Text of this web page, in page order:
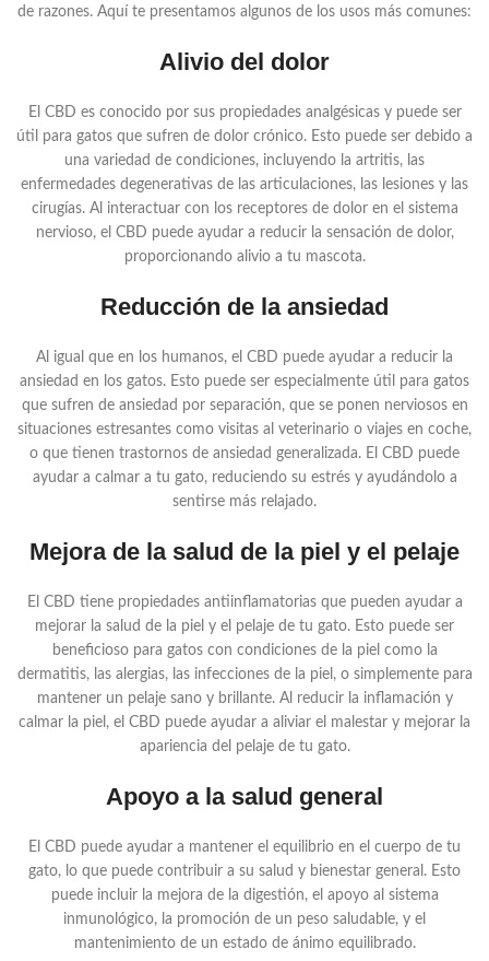
de razones. Aquí te presentamos algunos de los usos más comunes:
Alivio del dolor
El CBD es conocido por sus propiedades analgésicas y puede ser
útil para gatos que sufren de dolor crónico. Esto puede ser debido a
una variedad de condiciones, incluyendo la artritis, las
enfermedades degenerativas de las articulaciones, las lesiones y las
cirugías. Al interactuar con los receptores de dolor en el sistema
nervioso, el CBD puede ayudar a reducir la sensación de dolor,
proporcionando alivio a tu mascota.
Reducción de la ansiedad
Al igual que en los humanos, el CBD puede ayudar a reducir la
ansiedad en los gatos. Esto puede ser especialmente útil para gatos
que sufren de ansiedad por separación, que se ponen nerviosos en
situaciones estresantes como visitas al veterinario o viajes en coche,
o que tienen trastornos de ansiedad generalizada. El CBD puede
ayudar a calmar a tu gato, reduciendo su estrés y ayudándolo a
sentirse más relajado.
Mejora de la salud de la piel y el pelaje
El CBD tiene propiedades antiinflamatorias que pueden ayudar a
mejorar la salud de la piel y el pelaje de tu gato. Esto puede ser
beneficioso para gatos con condiciones de la piel como la
dermatitis, las alergias, las infecciones de la piel, o simplemente para
mantener un pelaje sano y brillante. Al reducir la inflamación y
calmar la piel, el CBD puede ayudar a aliviar el malestar y mejorar la
apariencia del pelaje de tu gato.
Apoyo a la salud general
El CBD puede ayudar a mantener el equilibrio en el cuerpo de tu
gato, lo que puede contribuir a su salud y bienestar general. Esto
puede incluir la mejora de la digestión, el apoyo al sistema
inmunológico, la promoción de un peso saludable, y el
mantenimiento de un estado de ánimo equilibrado.